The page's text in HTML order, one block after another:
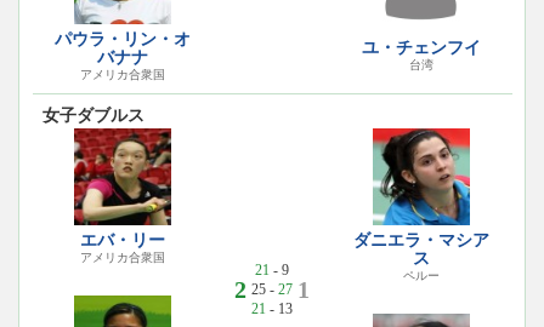
パウラ・リン・オ
バナナ
アメリカ合衆国
ユ・チェンフイ
台湾
女子ダブルス
エバ・リー
アメリカ合衆国
2
21 - 9
25 - 27
21 - 13
1
ダニエラ・マシア
ス
ペルー